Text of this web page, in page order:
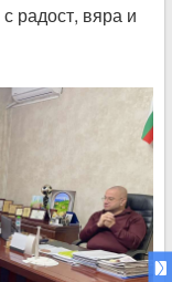
радост, вяра и